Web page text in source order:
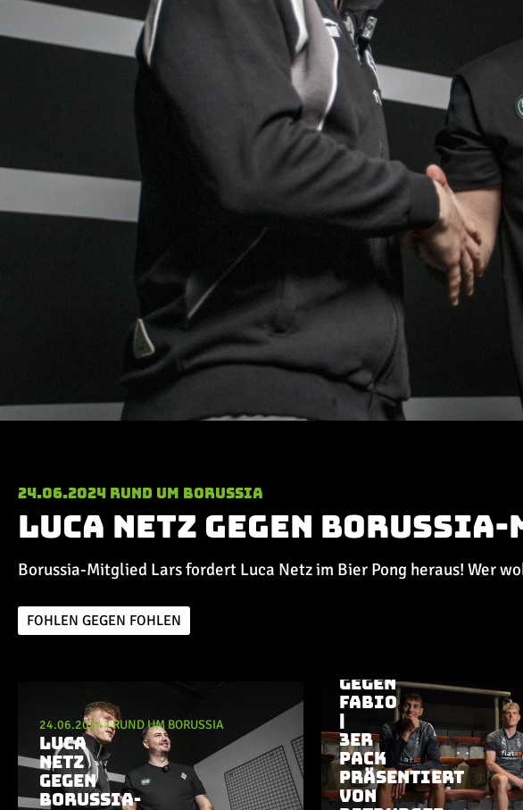
24.06.2024 Rund um Borussia
Luca Netz gegen
Borussia-Mitglied Lars fordert Luca Netz im Bier Pong heraus! Wer
FOHLEN GEGEN FOHLEN
24.06.2024|RUND UM BORUSSIA
LUCA
NETZ
GEGEN
BORUSSIA-
GEGEN
FABIO
3ER
PACK
PRÄSENTIERT
VON